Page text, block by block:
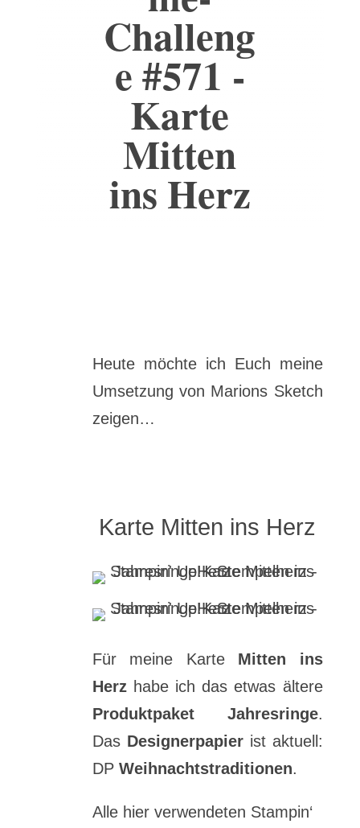
Challeng
e #571 -
Karte
Mitten
ins Herz
Heute möchte ich Euch meine
Umsetzung von Marions Sketch
zeigen…
Karte Mitten ins Herz
Für meine Karte Mitten ins
Herzhabe ich das etwas ältere
Produktpaket Jahresringe.
DasDesignerpapierist aktuell:
DP Weihnachtstraditionen.
Alle hier verwendeten Stampin‘